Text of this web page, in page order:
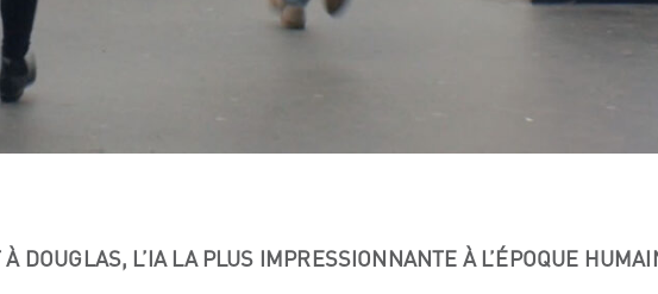
DOUGLAS, L’IA LA PLUS IMPRESSIONNANTE À L’ÉPOQUE